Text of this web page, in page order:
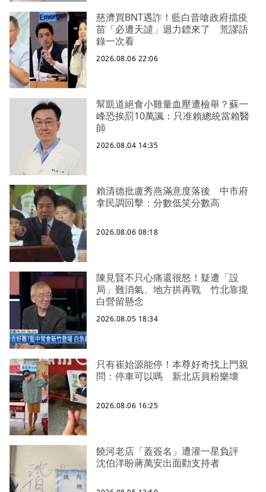
慈濟買BNT遇詐！藍白昔嗆政府擋疫
苗「必遭天譴」迴力鏢來了 荒謬語
錄一次看
2026.08.06 22:06
幫凱道絕食小雞量血壓遭檢舉？蘇一
峰恐挨罰10萬諷：只准賴總統當賴醫
師
2026.08.04 14:35
賴清德批盧秀燕滿意度落後 中市府
拿民調回擊：分數低笑分數高
2026.08.06 08:18
陳見賢不只心痛還很怒！疑遭「設
局」難消氣、地方拱再戰 竹北靠攏
白營留懸念
2026.08.05 18:34
只有崔始源能停！本尊好奇找上門親
問：停車可以嗎 新北店員粉樂壞
2026.08.06 16:25
饒河老店「蓋簽名」遭灌一星負評
沈伯洋盼蔣萬安出面勸支持者